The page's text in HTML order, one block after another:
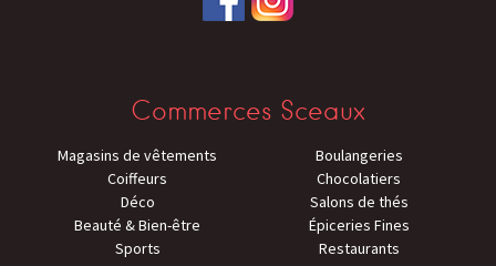
Commerces Sceaux
Magasins de vêtements
Coiffeurs
Déco
Beauté & Bien-être
Sports
Boulangeries
Chocolatiers
Salons de thés
Épiceries Fines
Restaurants